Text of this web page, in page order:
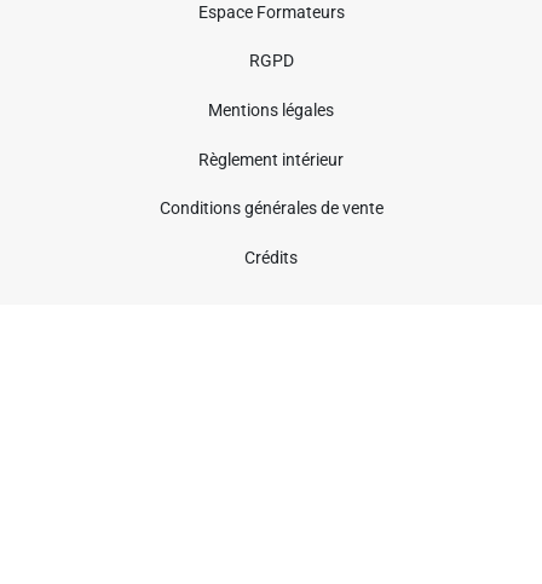
Espace Formateurs
RGPD
Mentions légales
Règlement intérieur
Conditions générales de vente
Crédits